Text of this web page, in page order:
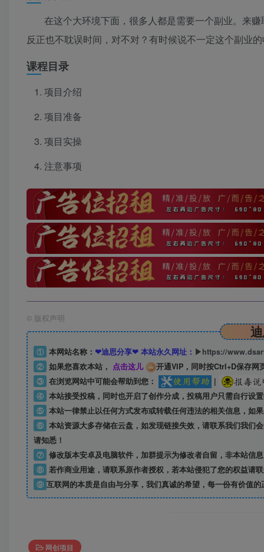
在这个大环境下面，很多人都是需要一个副业。来
反正也不耽误时间，对不对？有时候说不一定这个副业
课程目录
项目介绍
项目准备
项目实操
注意事项
© 版权声明
① 本网站名称： ❤迪思分享❤ 本站永久网址： ▶https://
② 如果您喜欢本站， 点击这儿
开通VIP，同时按Ctrl+D保存网
③ 在浏览网站中可能会帮助到您：
|
④ 本站接受投稿，同时也开启了创作分成，投稿用户只需自行设
⑤ 本站一律禁止以任何方式发布或转载任何违法的相关信息，如
⑥ 本站资源大多存储在云盘，如发现链接失效，请联系我们我们
请知悉！
⑦ 修改版本安卓及电脑软件，加群提示为修改者自留， 非本站信息
⑧ 若作商业用途，请联系原作者授权，若本站侵犯了您的权益请
⑨ 互联网的本质是自由与分享，我们真诚的希望，每一份有价值
网创项目